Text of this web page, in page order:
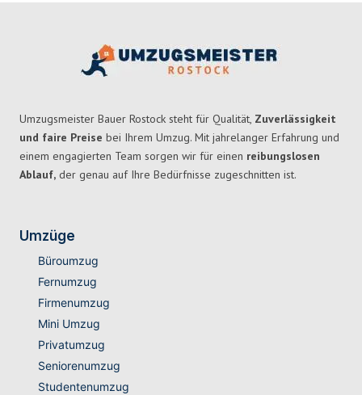
Umzugsmeister Bauer Rostock steht für Qualität, Zuverlässigkeit
und faire Preise bei Ihrem Umzug. Mit jahrelanger Erfahrung und
einem engagierten Team sorgen wir für einen reibungslosen
Ablauf, der genau auf Ihre Bedürfnisse zugeschnitten ist.
Umzüge
Büroumzug
Fernumzug
Firmenumzug
Mini Umzug
Privatumzug
Seniorenumzug
Studentenumzug